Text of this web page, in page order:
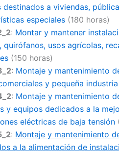
destinados a viviendas,
especiales(180 horas)
: Montar y mantener
quirófanos, usos agrícolas,
(150 horas)
: Montaje y mantenimiento
y pequeña industria
: Montaje y mantenimiento
y equipos dedicados a la
eléctricas de baja tensión
: Montaje y mantenimiento
a la alimentación de